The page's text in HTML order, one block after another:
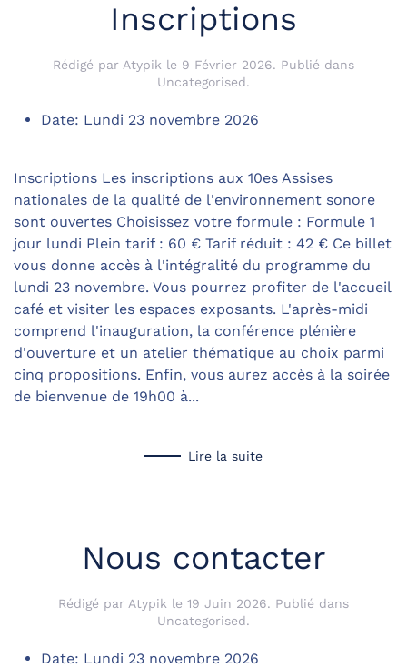
Inscriptions
Rédigé par Atypik le 9 Février 2026. Publié dans
Uncategorised.
Date: Lundi 23 novembre 2026
Inscriptions Les inscriptions aux 10es Assises
nationales de la qualité de l'environnement sonore
sont ouvertes Choisissez votre formule : Formule 1
jour lundi Plein tarif : 60 € Tarif réduit : 42 € Ce billet
vous donne accès à l'intégralité du programme du
lundi 23 novembre. Vous pourrez profiter de l'accueil
café et visiter les espaces exposants. L'après-midi
comprend l'inauguration, la conférence plénière
d'ouverture et un atelier thématique au choix parmi
cinq propositions. Enfin, vous aurez accès à la soirée
de bienvenue de 19h00 à...
Lire la suite
Nous contacter
Rédigé par Atypik le 19 Juin 2026. Publié dans
Uncategorised.
Date: Lundi 23 novembre 2026